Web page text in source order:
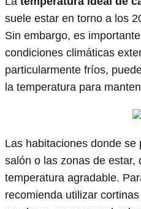
suele estar en torno a los
Sin embargo, es
condiciones climáticas
particularmente fríos,
la temperatura para
Las habitaciones donde se
salón o las zonas de estar,
temperatura agradable.
recomienda utilizar